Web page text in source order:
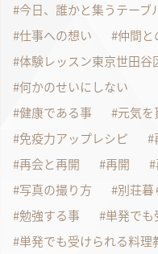
今日、誰かと集うテーブ
仕事への想い
仲間と
体験レッスン東京世田谷
何かのせいにしない
健康である事
元気を
免疫力アップレシピ
再会と再開
再開
写真の撮り方
別荘暮
勉強する事
単発でも
単発でも受けられる料理